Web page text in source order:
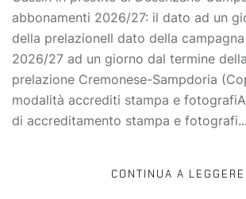
abbonamenti 2026/27: il dato ad un
della prelazioneIl dato della
2026/27 ad un giorno dal termine
prelazione Cremonese-Sampdoria
modalità accrediti stampa e
di accreditamento stampa e fotografi...
CONTINUA A LEGGERE